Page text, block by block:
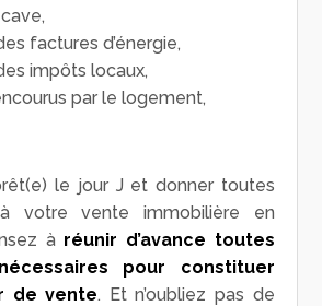
factures d’énergie,
impôts locaux,
par le logement,
le jour J et donner toutes
votre vente immobilière en
à réunir d’avance toutes
pour constituer
de vente. Et n’oubliez pas de